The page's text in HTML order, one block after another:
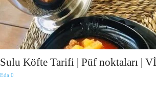
Sulu Köfte Tarifi | Püf noktaları |
Eda 0